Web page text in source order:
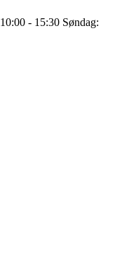
10:00 - 15:30 Søndag: